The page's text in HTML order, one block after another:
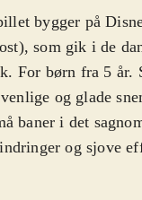
bygger på
som gik i de
For børn fra 5 år.
og glade
baner i det
og sjove